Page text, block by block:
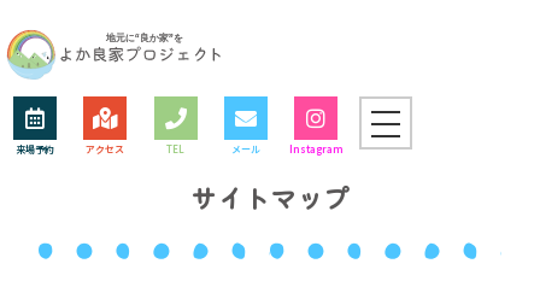
来場予約 アクセス TEL メール Instagram
サイトマップ